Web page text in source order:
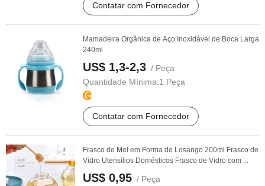
Contatar com Fornecedor
Mamadeira Orgânica de Aço Inoxidável de Boca Larga
240ml
US$ 1,3-2,3 / Peça
Quantidade Mínima:1 Peça
Contatar com Fornecedor
Frasco de Mel em Forma de Losango 200ml Frasco de
Vidro Utensílios Domésticos Frasco de Vidro com ...
US$ 0,95 / Peça